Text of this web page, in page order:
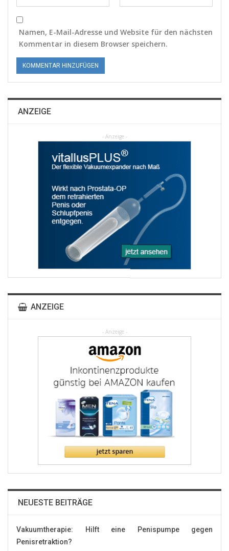
Namen, E-Mail-Adresse und Website für den nächsten
Kommentar in diesem Browser speichern.
ANZEIGE
- Anzeige -
ANZEIGE
- Anzeige -
NEUESTE BEITRÄGE
Vakuumtherapie: Hilft eine Penispumpe gegen
Penisretraktion?